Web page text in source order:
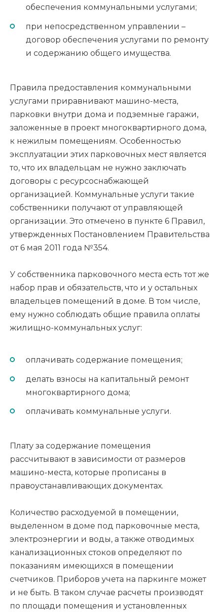
обеспечения коммунальными услугами;
при непосредственном управлении –
договор обеспечения услугами по ремонту
и содержанию общего имущества.
Правила предоставления коммунальными
услугами приравнивают машино-места,
парковки внутри дома и подземные гаражи,
заложенные в проект многоквартирного дома,
к нежилым помещениям. Особенностью
эксплуатации этих парковочных мест является
то, что их владельцам не нужно заключать
договоры с ресурсоснабжающей
организацией. Коммунальные услуги такие
собственники получают от управляющей
организации. Это отмечено в пункте 6 Правил,
утвержденных Постановлением Правительства
от 6 мая 2011 года №354.
У собственника парковочного места есть тот же
набор прав и обязательств, что и у остальных
владельцев помещений в доме. В том числе,
ему нужно соблюдать общие правила оплаты
жилищно-коммунальных услуг:
оплачивать содержание помещения;
делать взносы на капитальный ремонт
многоквартирного дома;
оплачивать коммунальные услуги.
Плату за содержание помещения
рассчитывают в зависимости от размеров
машино-места, которые прописаны в
правоустанавливающих документах.
Количество расходуемой в помещении,
выделенном в доме под парковочные места,
электроэнергии и воды, а также отводимых
канализационных стоков определяют по
показаниям имеющихся в помещении
счетчиков. Приборов учета на паркинге может
и не быть. В таком случае расчеты производят
по площади помещения и установленных